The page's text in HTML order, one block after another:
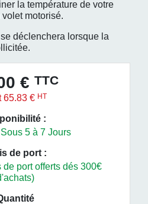
la température de votre
motorisé.
déclenchera lorsque la
€ TTC
65.83 € HT
:
5 à 7 Jours
de port :
de port offerts dés 300€